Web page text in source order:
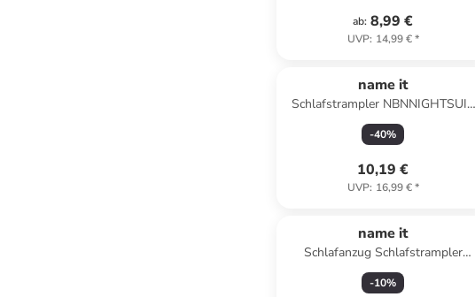
ab: 8,99 €
UVP: 14,99 €*
name it
Schlafstrampler NBNNIGHTSUIT
ZIP KOALA in navy blazer
-40%
10,19 €
UVP: 16,99 €*
name it
Schlafanzug Schlafstrampler
Nbmnightsuit in green milieu
-10%